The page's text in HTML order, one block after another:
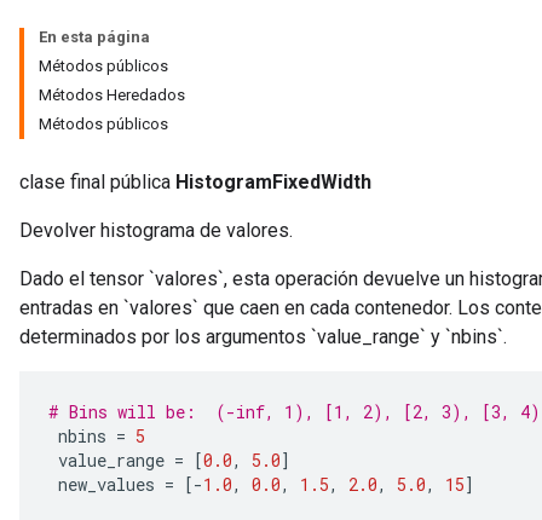
En esta página
Métodos públicos
Métodos Heredados
Métodos públicos
clase final pública HistogramFixedWidth
Devolver histograma de valores.
Dado el tensor `valores`, esta operación devuelve un
entradas en `valores` que caen en cada contenedor. Los
determinados por los argumentos `value_range` y `nbins`.
# Bins will be:  (-inf, 1), [1, 2), [2, 3), [3,
nbins = 5
value_range = [0.0, 5.0]
new_values = [-1.0, 0.0, 1.5, 2.0, 5.0, 15]